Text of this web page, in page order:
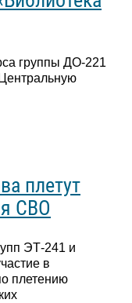
группы ДО-221
плетут
СВО
ЭТ-241 и
в
плетению